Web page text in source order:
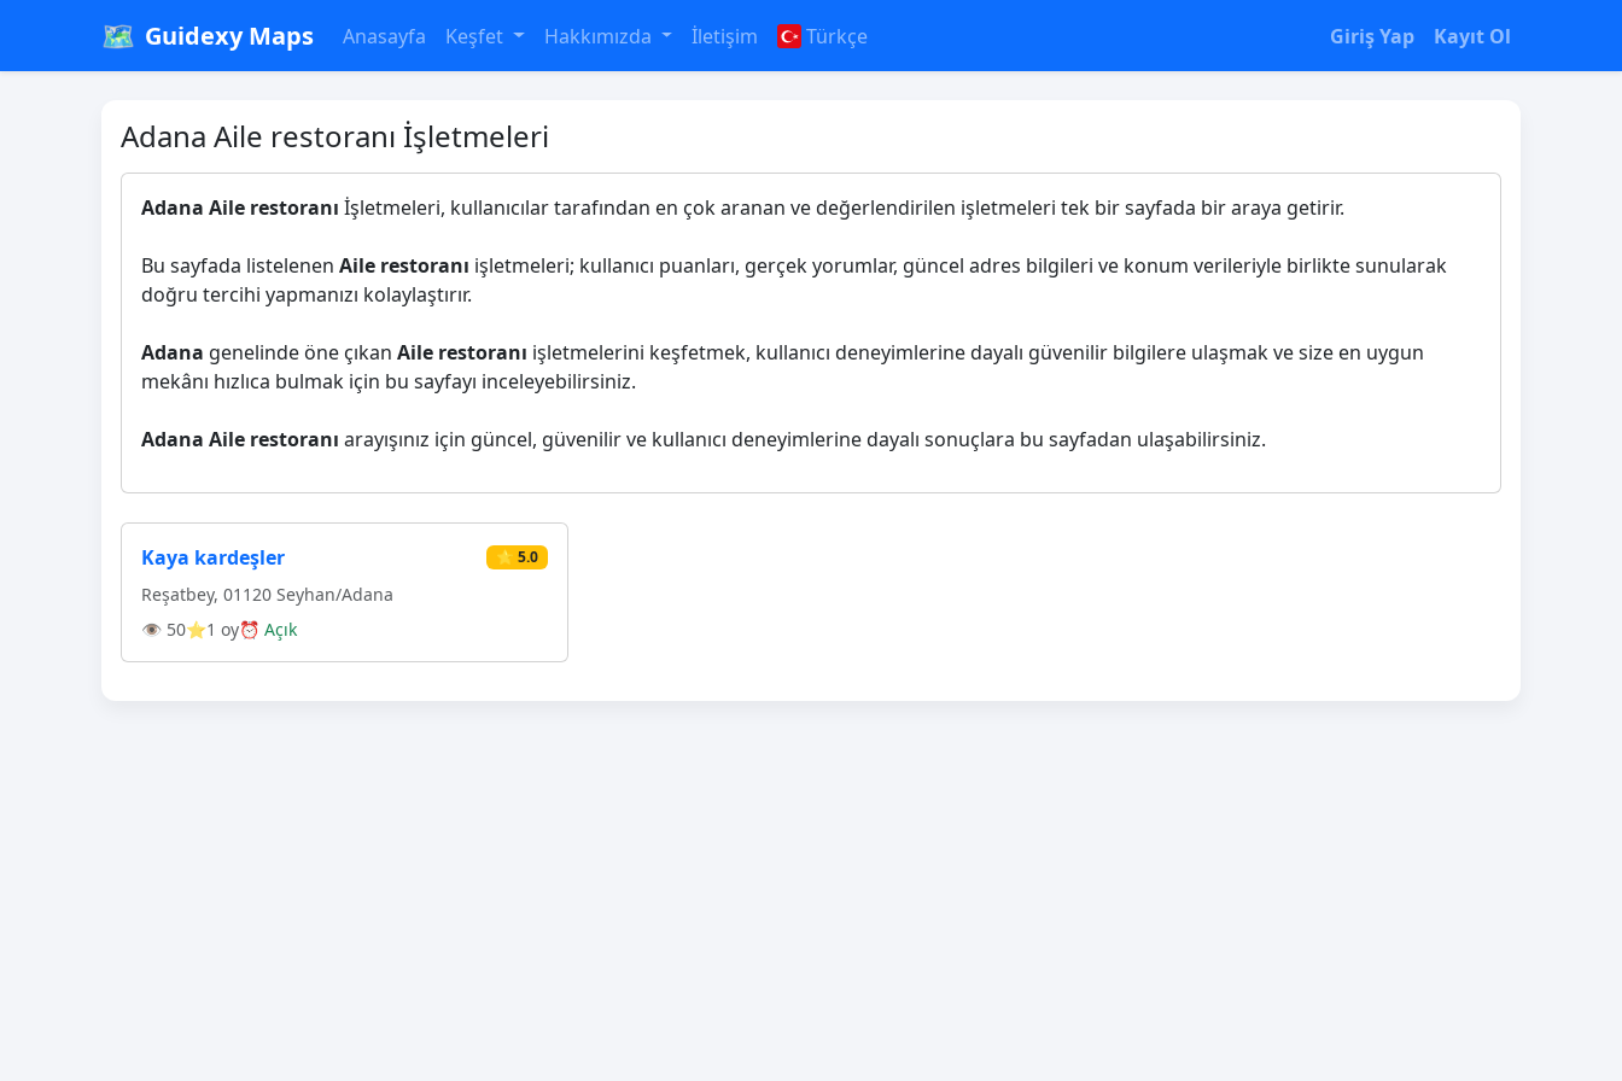
🗺️ Guidexy Maps Anasayfa Keşfet Hakkımızda İletişim Türkçe Giriş Yap Kayıt Ol
Adana Aile restoranı İşletmeleri
Adana Aile restoranı İşletmeleri, kullanıcılar tarafından en çok aranan ve değerlendirilen işletmeleri tek bir sayfada bir araya getirir.
Bu sayfada listelenen Aile restoranı işletmeleri; kullanıcı puanları, gerçek yorumlar, güncel adres bilgileri ve konum verileriyle birlikte sunularak
doğru tercihi yapmanızı kolaylaştırır.
Adana genelinde öne çıkan Aile restoranı işletmelerini keşfetmek, kullanıcı deneyimlerine dayalı güvenilir bilgilere ulaşmak ve size en uygun
mekânı hızlıca bulmak için bu sayfayı inceleyebilirsiniz.
Adana Aile restoranı arayışınız için güncel, güvenilir ve kullanıcı deneyimlerine dayalı sonuçlara bu sayfadan ulaşabilirsiniz.
Kaya kardeşler ⭐ 5.0
Reşatbey, 01120 Seyhan/Adana
👁 50⭐1 oy⏰ Açık